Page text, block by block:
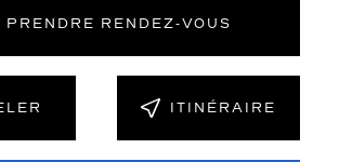
PRENDRE RENDEZ‑VOUS
ITINÉRAIRE